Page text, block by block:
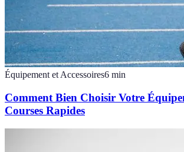
Équipement et Accessoires6 min
Comment Bien Choisir Votre
Courses Rapides